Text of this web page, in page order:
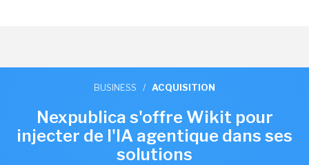
BUSINESS / ACQUISITION
Nexpublica s'offre Wikit pour
injecter de l'IA agentique dans ses
solutions